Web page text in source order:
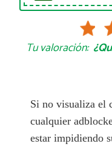
Tu valoración:
Si no visualiza el
cualquier
estar impidiendo